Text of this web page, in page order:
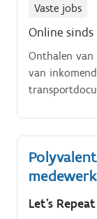
Vaste jobs
Online
Onthalen van
van
Let's Repeat